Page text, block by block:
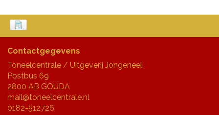
Contactgegevens
Toneelcentrale / Uitgeverij Jongeneel
Postbus 69
2800 AB GOUDA
mail@toneelcentrale.nl
0182-512726